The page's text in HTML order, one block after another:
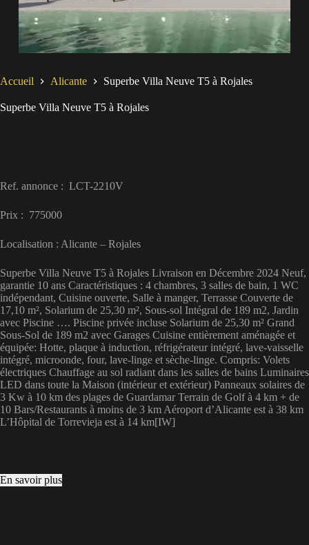
Accueil Alicante Superbe Villa Neuve T5 à Rojales
Superbe Villa Neuve T5 à Rojales
Ref. annonce : LCT-2210V
Prix : 775000
Localisation : Alicante – Rojales
Superbe Villa Neuve T5 à Rojales Livraison en Décembre 2024 Neuf,
garantie 10 ans Caractéristiques : 4 chambres, 3 salles de bain, 1 WC
indépendant, Cuisine ouverte, Salle à manger, Terrasse Couverte de
17,10 m², Solarium de 25,30 m², Sous-sol Intégral de 189 m2, Jardin
avec Piscine …. Piscine privée incluse Solarium de 25,30 m² Grand
Sous-Sol de 189 m2 avec Garages Cuisine entièrement aménagée et
équipée: Hotte, plaque à induction, réfrigérateur intégré, lave-vaisselle
intégré, microonde, four, lave-linge et sèche-linge. Compris: Volets
électriques Chauffage au sol radiant dans les salles de bains Luminaires
LED dans toute la Maison (intérieur et extérieur) Panneaux solaires de
3 Kw à 10 km des plages de Guardamar Terrain de Golf à 4 km + de
10 Bars/Restaurants à moins de 3 km Aéroport d’Alicante est à 38 km
L’Hôpital de Torrevieja est à 14 km[IW]
En savoir plus